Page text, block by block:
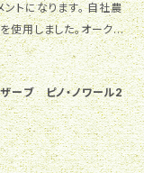
に暖かい日が続き、例
みました。開花期は順調
連日の雨となり、病気
と夏日がしばらく続きま
成熟期、収穫期の8月上
悩まされた年でした
上がり、例年並みの品
メイキング
なります。 自社農
使用しました。オーク樽
で低温発酵しました。シ
ルーティーさと、牧内台
レグランス（芳香）をお
ーブ ピノ・ノワール2